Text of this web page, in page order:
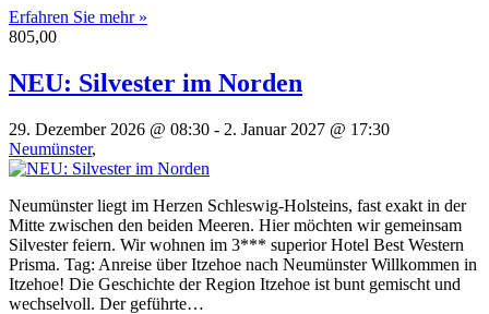
Erfahren Sie mehr »
805,00
NEU: Silvester im Norden
29. Dezember 2026 @ 08:30 - 2. Januar 2027 @ 17:30
Neumünster,
Neumünster liegt im Herzen Schleswig-Holsteins, fast exakt in der
Mitte zwischen den beiden Meeren. Hier möchten wir gemeinsam
Silvester feiern. Wir wohnen im 3*** superior Hotel Best Western
Prisma. Tag: Anreise über Itzehoe nach Neumünster Willkommen in
Itzehoe! Die Geschichte der Region Itzehoe ist bunt gemischt und
wechselvoll. Der geführte…